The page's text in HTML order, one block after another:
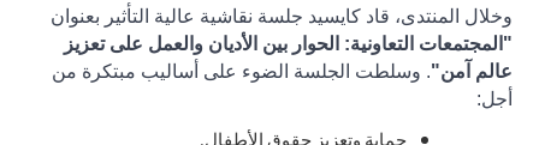
وخلال المنتدى، قاد كايسيد جلسة نقاشية عالية التأثير بعنوان
"المجتمعات التعاونية: الحوار بين الأديان والعمل على تعزيز
عالم آمن". وسلطت الجلسة الضوء على أساليب مبتكرة من
أجل: